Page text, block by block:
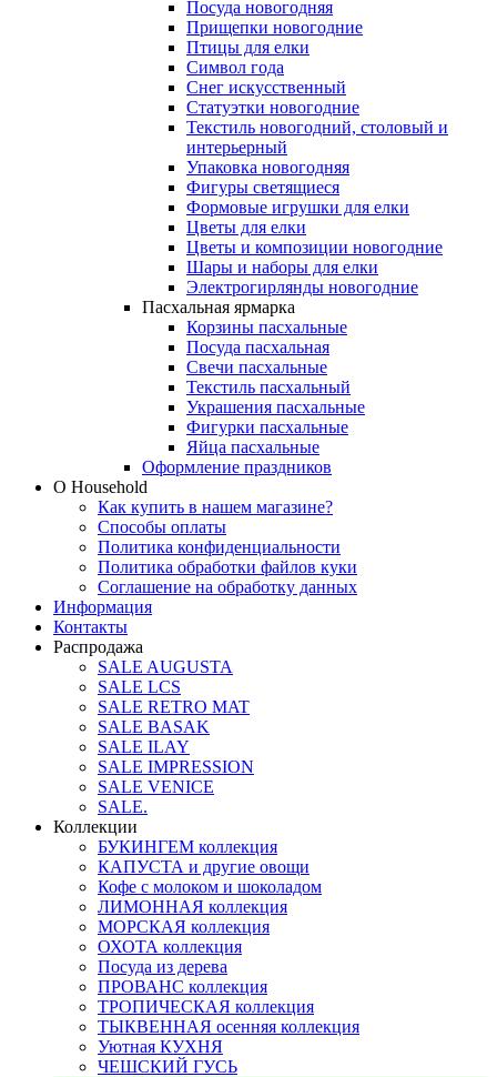
Посуда новогодняя
Прищепки новогодние
Птицы для елки
Символ года
Снег искусственный
Статуэтки новогодние
Текстиль новогодний, столовый и
интерьерный
Упаковка новогодняя
Фигуры светящиеся
Формовые игрушки для елки
Цветы для елки
Цветы и композиции новогодние
Шары и наборы для елки
Электрогирлянды новогодние
Пасхальная ярмарка
Корзины пасхальные
Посуда пасхальная
Свечи пасхальные
Текстиль пасхальный
Украшения пасхальные
Фигурки пасхальные
Яйца пасхальные
Оформление праздников
О Household
Как купить в нашем магазине?
Способы оплаты
Политика конфиденциальности
Политика обработки файлов куки
Соглашение на обработку данных
Информация
Контакты
Распродажа
SALE AUGUSTA
SALE LCS
SALE RETRO MAT
SALE BASAK
SALE ILAY
SALE IMPRESSION
SALE VENICE
SALE.
Коллекции
БУКИНГЕМ коллекция
КАПУСТА и другие овощи
Кофе с молоком и шоколадом
ЛИМОННАЯ коллекция
МОРСКАЯ коллекция
ОХОТА коллекция
Посуда из дерева
ПРОВАНС коллекция
ТРОПИЧЕСКАЯ коллекция
ТЫКВЕННАЯ осенняя коллекция
Уютная КУХНЯ
ЧЕШСКИЙ ГУСЬ